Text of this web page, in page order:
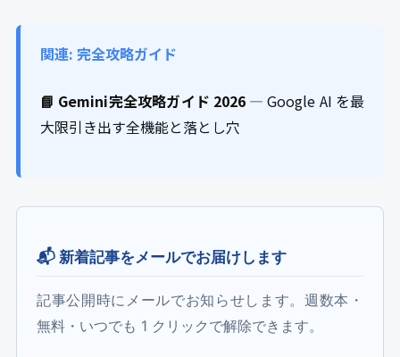
関連: 完全攻略ガイド
📘 Gemini完全攻略ガイド 2026 — Google AI を最
大限引き出す全機能と落とし穴
📬 新着記事をメールでお届けします
記事公開時にメールでお知らせします。週数本・
無料・いつでも 1 クリックで解除できます。